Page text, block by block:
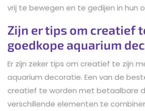
vrij te bewegen en te gedijen in hun
Zijn er tips om creatief
goedkope aquarium
Er zijn zeker tips om creatief te zijn
aquarium decoratie. Een van de
creatief te worden met betaalbare
verschillende elementen te